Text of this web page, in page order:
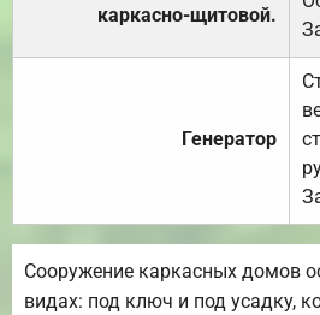
каркасно-щитовой.
Генератор
Сооружение каркасных домов
видах: под ключ и под усадку,